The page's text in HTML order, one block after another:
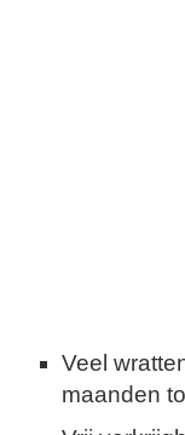
Veel
maanden